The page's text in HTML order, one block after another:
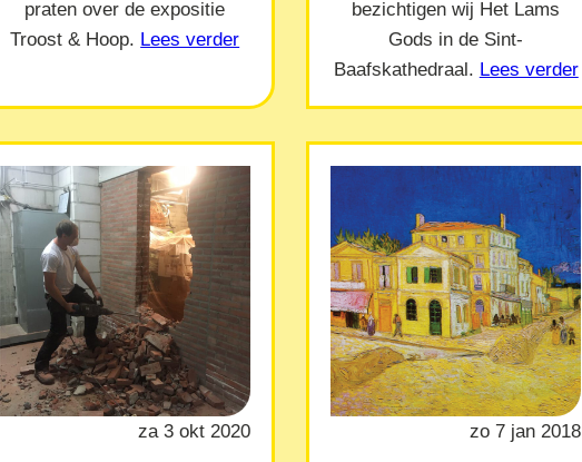
praten over de expositie
Troost & Hoop. Lees verder
bezichtigen wij Het Lams
Gods in de Sint-
Baafskathedraal. Lees verder
za 3 okt 2020 zo 7 jan 2018